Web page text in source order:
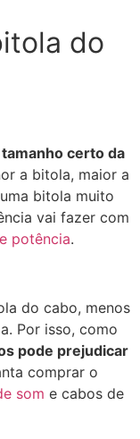
do
certo da
a bitola, maior a
bitola muito
vai fazer com
potência.
do cabo, menos
Por isso, como
pode prejudicar
comprar o
som e cabos de